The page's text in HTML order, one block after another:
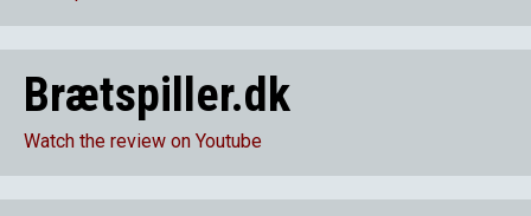
Brætspiller.dk
Watch the review on Youtube